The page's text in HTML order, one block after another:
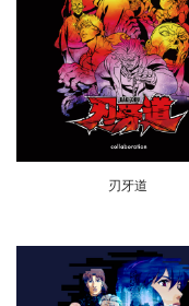
刃牙道